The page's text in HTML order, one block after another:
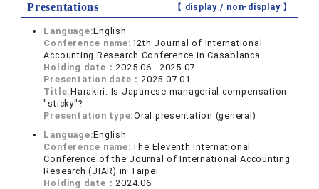
Presentations 【 display / non-display】
Language:English
Conference name: 12th Journal of International
Accounting Research Conference in Casablanca
Holding date：2025.06 - 2025.07
Presentation date：2025.07.01
Title:Harakiri: Is Japanese managerial compensation
"sticky"?
Presentation type:Oral presentation (general)
Language:English
Conference name: The Eleventh International
Conference of the Journal of International Accounting
Research (JIAR) in Taipei
Holding date：2024.06